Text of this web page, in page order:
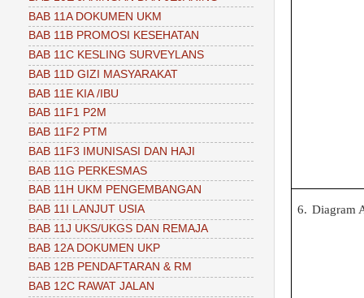
6. Diagram
BAB 11A DOKUMEN UKM
BAB 11B PROMOSI KESEHATAN
BAB 11C KESLING SURVEYLANS
BAB 11D GIZI MASYARAKAT
BAB 11E KIA /IBU
BAB 11F1 P2M
BAB 11F2 PTM
BAB 11F3 IMUNISASI DAN HAJI
BAB 11G PERKESMAS
BAB 11H UKM PENGEMBANGAN
BAB 11I LANJUT USIA
BAB 11J UKS/UKGS DAN REMAJA
BAB 12A DOKUMEN UKP
BAB 12B PENDAFTARAN & RM
BAB 12C RAWAT JALAN